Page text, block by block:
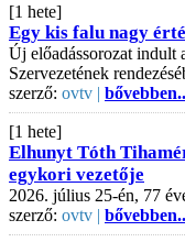
[1 hete]
Egy kis falu nagy
Új előadássorozat indult
Szervezetének
szerző: ovtv |
[1 hete]
Elhunyt Tóth
egykori vezetője
2026. július 25-én, 77
szerző: ovtv |